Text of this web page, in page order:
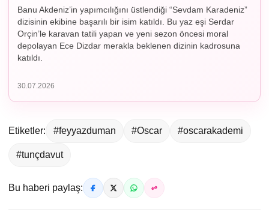
Banu Akdeniz’in yapımcılığını üstlendiği “Sevdam Karadeniz”
dizisinin ekibine başarılı bir isim katıldı. Bu yaz eşi Serdar
Orçin’le karavan tatili yapan ve yeni sezon öncesi moral
depolayan Ece Dizdar merakla beklenen dizinin kadrosuna
katıldı.
30.07.2026
Etiketler: #feyyazduman #Oscar #oscarakademi
#tunçdavut
Bu haberi paylaş: